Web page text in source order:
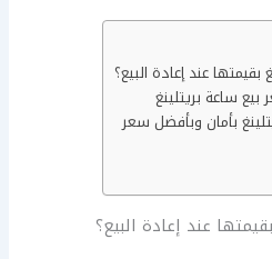
عند إعادة البيع؟
ساعة بريتلينغ
بأمان وبأفضل سعر
عند إعادة البيع؟